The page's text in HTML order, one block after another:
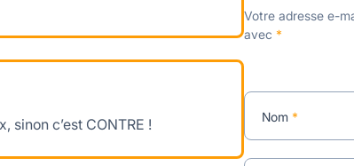
sinon c’est CONTRE !
Votre adresse e-
avec *
Nom *